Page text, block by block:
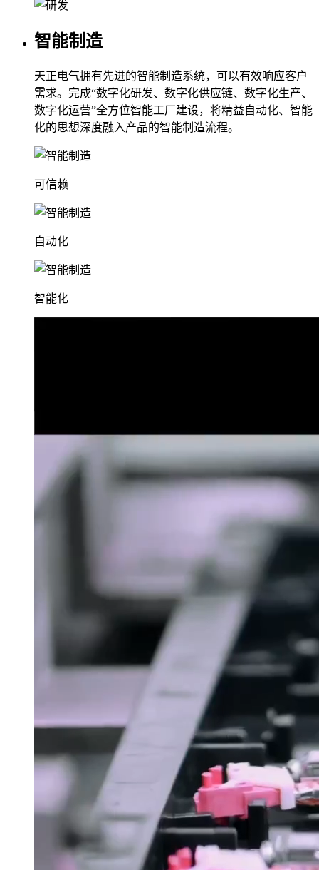
智能制造
天正电气拥有先进的智能制造系统，可以有效响应客户
需求。完成“数字化研发、数字化供应链、数字化生产、
数字化运营”全方位智能工厂建设，将精益自动化、智能
化的思想深度融入产品的智能制造流程。
可信赖
自动化
智能化